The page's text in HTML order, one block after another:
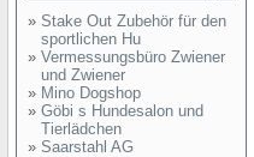
» Stake Out Zubehör für den
sportlichen Hu
» Vermessungsbüro Zwiener
und Zwiener
» Mino Dogshop
» Göbi s Hundesalon und
Tierlädchen
» Saarstahl AG